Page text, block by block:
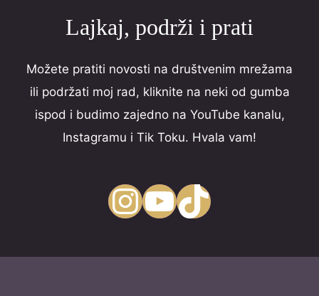
Lajkaj, podrži i prati
Možete pratiti novosti na društvenim mrežama
ili podržati moj rad, kliknite na neki od gumba
ispod i budimo zajedno na YouTube kanalu,
Instagramu i Tik Toku. Hvala vam!
InstagramYouTube TikTok